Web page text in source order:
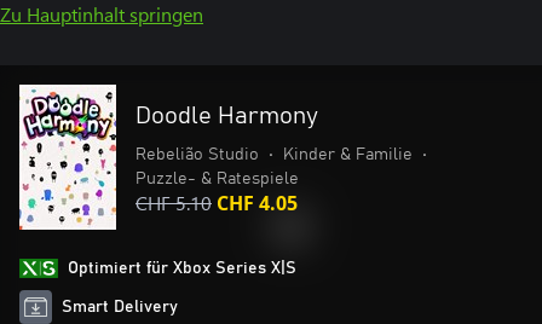
Zu Hauptinhalt springen
Doodle Harmony
Rebelião Studio • Kinder & Familie
•
Puzzle- & Ratespiele
CHF 5.10 CHF 4.05
Optimiert für Xbox Series X|S
Smart Delivery